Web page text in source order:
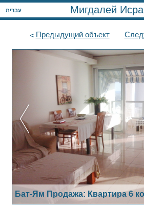
עברית Мигдалей
Предыдущийобъект
Бат-Ям Продажа: Квартира 6